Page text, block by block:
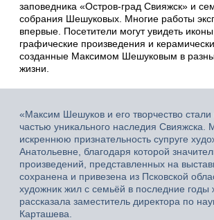
заповедника «Остров-град Свияжск» и
собрания Шешуковых. Многие работы
впервые. Посетители могут увидеть
графические произведения и
созданные Максимом Шешуковым в
жизни.
«Максим Шешуков и его творчество
частью уникального наследия
искреннюю признательность супруге
Анатольевне, благодаря которой
произведений, представленных на
сохранена и привезена из Псковской
художник жил с семьёй в последние
рассказала заместитель директора по
Карташева.